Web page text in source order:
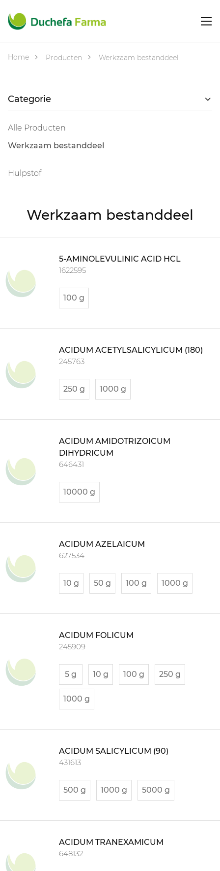
Home Producten Werkzaam bestanddeel
Categorie
Alle Producten
Werkzaam bestanddeel
Hulpstof
Werkzaam bestanddeel
5-AMINOLEVULINIC ACID HCL
1622595
100 g
ACIDUM ACETYLSALICYLICUM (180)
245763
250 g 1000 g
ACIDUM AMIDOTRIZOICUM
DIHYDRICUM
646431
10000 g
ACIDUM AZELAICUM
627534
10 g 50 g 100 g 1000 g
ACIDUM FOLICUM
245909
5 g 10 g 100 g 250 g
1000 g
ACIDUM SALICYLICUM (90)
431613
500 g 1000 g 5000 g
ACIDUM TRANEXAMICUM
648132